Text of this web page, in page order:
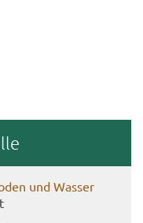
und Was­ser